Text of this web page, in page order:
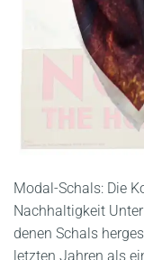
Modal-Schals: Die
Nachhaltigkeit
denen Schals
letzten Jahren als